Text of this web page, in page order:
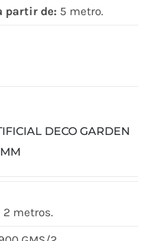
partir de: 5 metro.
DECO GARDEN
2 metros.